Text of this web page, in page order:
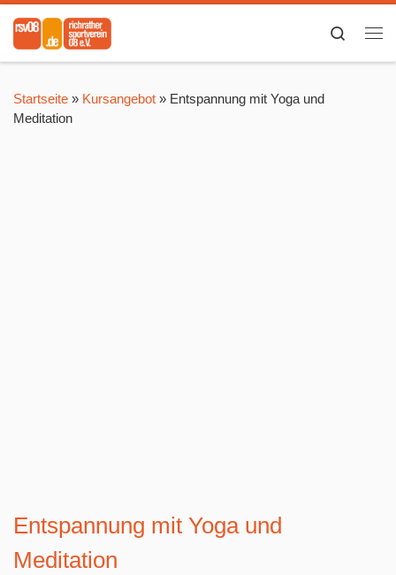
Zum Inhalt springen
Search
Startseite » Kursangebot » Entspannung mit Yoga und
Meditation
Entspannung mit Yoga und
Meditation